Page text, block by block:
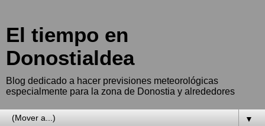
El tiempo en
Donostialdea
Blog dedicado a hacer previsiones meteorológicas
especialmente para la zona de Donostia y alrededores
▼